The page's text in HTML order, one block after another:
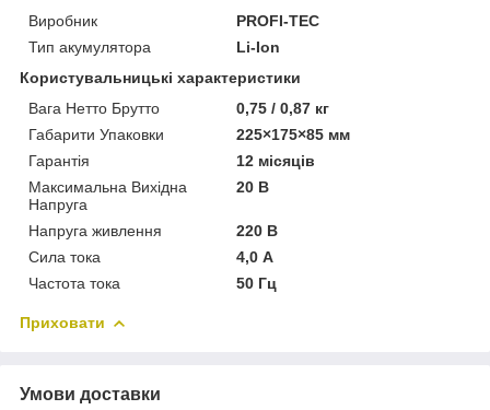
Виробник
PROFI-TEC
Тип акумулятора
Li-Ion
Користувальницькі характеристики
Вага Нетто Брутто
0,75 / 0,87 кг
Габарити Упаковки
225×175×85 мм
Гарантія
12 місяців
Максимальна Вихідна
Напруга
20 В
Напруга живлення
220 В
Сила тока
4,0 А
Частота тока
50 Гц
Приховати
Умови доставки